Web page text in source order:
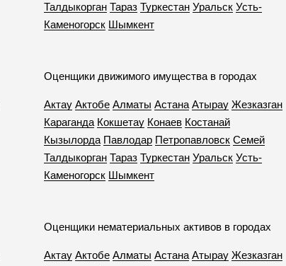
Талдыкорган Тараз Туркестан Уральск Усть-
Каменогорск Шымкент
Оценщики движимого имущества в городах
Актау Актобе Алматы Астана Атырау Жезказган
Караганда Кокшетау Конаев Костанай
Кызылорда Павлодар Петропавловск Семей
Талдыкорган Тараз Туркестан Уральск Усть-
Каменогорск Шымкент
Оценщики нематериальных активов в городах
Актау Актобе Алматы Астана Атырау Жезказган